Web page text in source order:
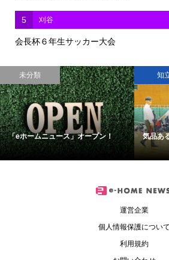
5 刈谷
会長杯６年生サッカー大会
未分類
「eホームニュース」オープン！
知
気品あ
運営企業
個人情報保護について
利用規約